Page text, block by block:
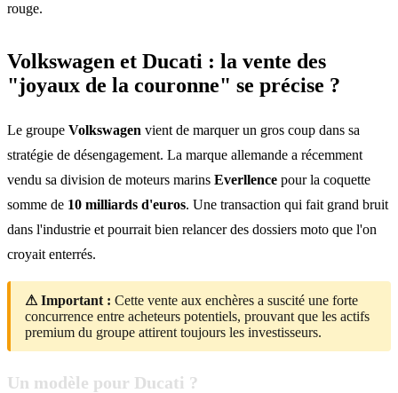
rouge.
Volkswagen et Ducati : la vente des
"joyaux de la couronne" se précise ?
Le groupe Volkswagen vient de marquer un gros coup dans sa
stratégie de désengagement. La marque allemande a récemment
vendu sa division de moteurs marins Everllence pour la coquette
somme de 10 milliards d'euros. Une transaction qui fait grand bruit
dans l'industrie et pourrait bien relancer des dossiers moto que l'on
croyait enterrés.
⚠ Important : Cette vente aux enchères a suscité une forte
concurrence entre acheteurs potentiels, prouvant que les actifs
premium du groupe attirent toujours les investisseurs.
Un modèle pour Ducati ?